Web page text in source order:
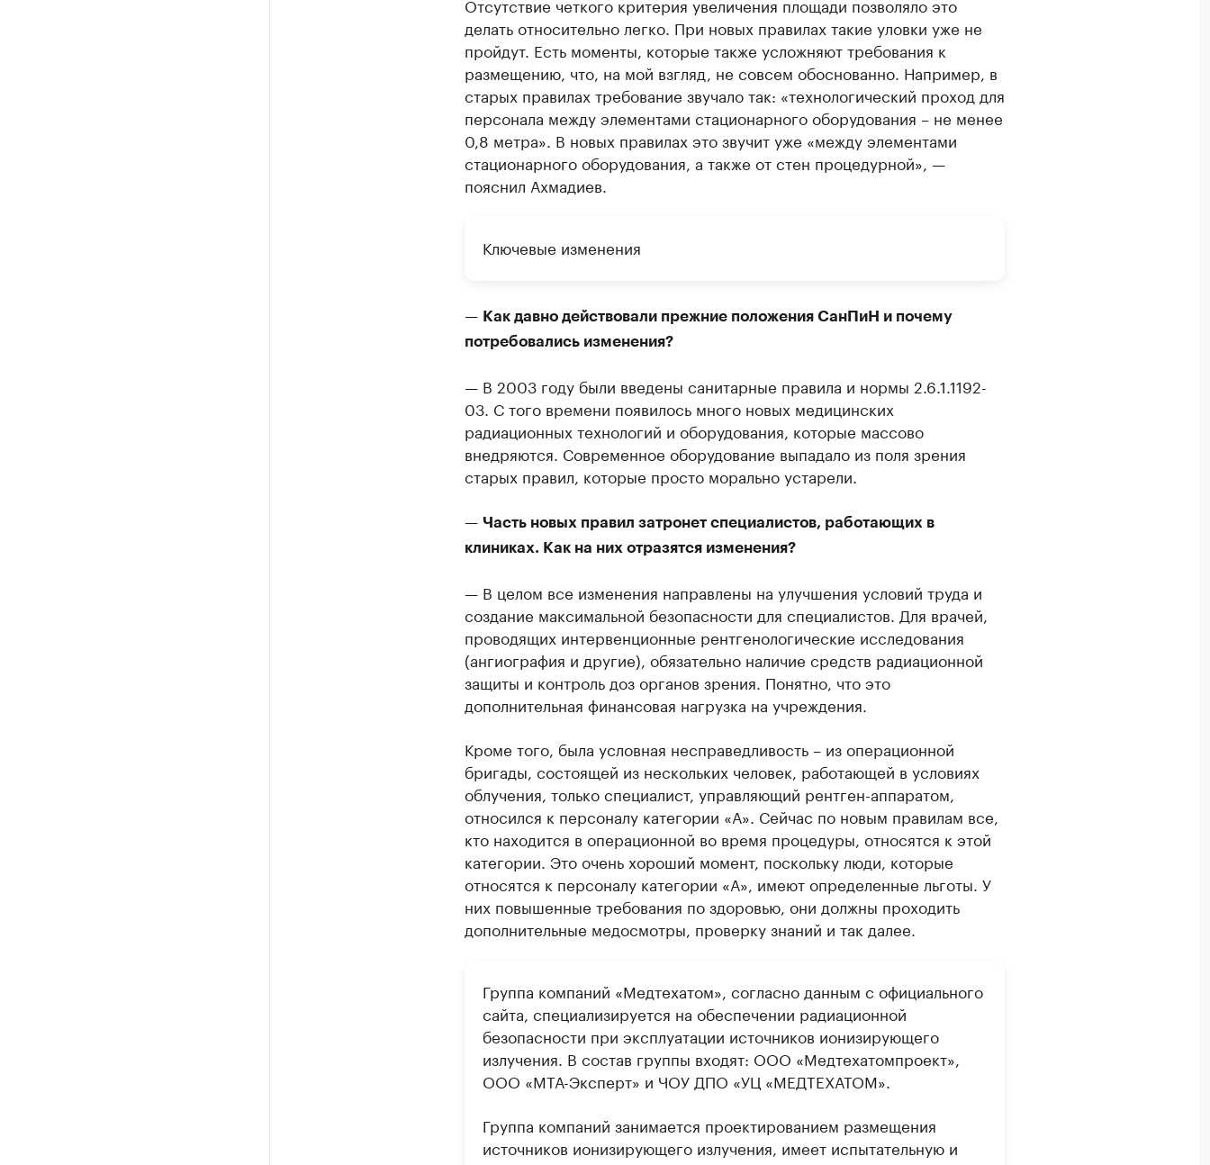
Отсутствие четкого критерия увеличения площади позволяло это
делать относительно легко. При новых правилах такие уловки уже не
пройдут. Есть моменты, которые также усложняют требования к
размещению, что, на мой взгляд, не совсем обоснованно. Например, в
старых правилах требование звучало так: «технологический проход для
персонала между элементами стационарного оборудования – не менее
0,8 метра». В новых правилах это звучит уже «между элементами
стационарного оборудования, а также от стен процедурной», —
пояснил Ахмадиев.
Ключевые изменения
— Как давно действовали прежние положения СанПиН и почему
потребовались изменения?
— В 2003 году были введены санитарные правила и нормы 2.6.1.1192-
03. С того времени появилось много новых медицинских
радиационных технологий и оборудования, которые массово
внедряются. Современное оборудование выпадало из поля зрения
старых правил, которые просто морально устарели.
— Часть новых правил затронет специалистов, работающих в
клиниках. Как на них отразятся изменения?
— В целом все изменения направлены на улучшения условий труда и
создание максимальной безопасности для специалистов. Для врачей,
проводящих интервенционные рентгенологические исследования
(ангиография и другие), обязательно наличие средств радиационной
защиты и контроль доз органов зрения. Понятно, что это
дополнительная финансовая нагрузка на учреждения.
Кроме того, была условная несправедливость – из операционной
бригады, состоящей из нескольких человек, работающей в условиях
облучения, только специалист, управляющий рентген-аппаратом,
относился к персоналу категории «А». Сейчас по новым правилам все,
кто находится в операционной во время процедуры, относятся к этой
категории. Это очень хороший момент, поскольку люди, которые
относятся к персоналу категории «А», имеют определенные льготы. У
них повышенные требования по здоровью, они должны проходить
дополнительные медосмотры, проверку знаний и так далее.
Группа компаний «Медтехатом», согласно данным с официального
сайта, специализируется на обеспечении радиационной
безопасности при эксплуатации источников ионизирующего
излучения. В состав группы входят: ООО «Медтехатомпроект»,
ООО «МТА-Эксперт» и ЧОУ ДПО «УЦ «МЕДТЕХАТОМ».
Группа компаний занимается проектированием размещения
источников ионизирующего излучения, имеет испытательную и